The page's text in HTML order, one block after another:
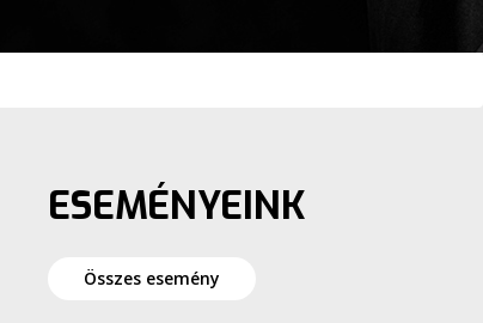
ESEMÉNYEINK
Összes esemény